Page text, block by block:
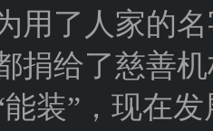
用了人家的
捐给了慈善
装”，现在